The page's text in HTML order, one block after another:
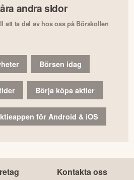
andra sidor
att ta del av hos oss på Börskollen
Börsen idag
Börja köpa aktier
för Android & iOS
Kontakta oss